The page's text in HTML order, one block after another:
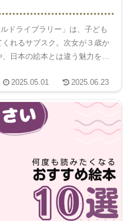
ドライブラリー」は、子ども
れるサブスク。次女が３歳か
日本の絵本とは違う魅力をた
2025.05.01
2025.06.23